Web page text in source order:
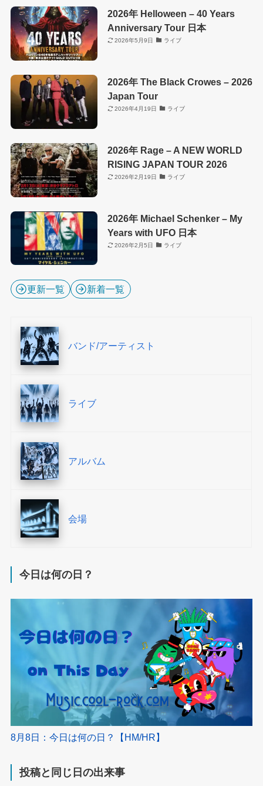
2026年 Helloween – 40 Years
Anniversary Tour 日本
2026年5月9日 ライブ
2026年 The Black Crowes – 2026
Japan Tour
2026年4月19日 ライブ
2026年 Rage – A NEW WORLD
RISING JAPAN TOUR 2026
2026年2月19日 ライブ
2026年 Michael Schenker – My
Years with UFO 日本
2026年2月5日 ライブ
更新一覧 新着一覧
バンド/アーティスト
ライブ
アルバム
会場
今日は何の日？
8月8日：今日は何の日？【HM/HR】
投稿と同じ日の出来事